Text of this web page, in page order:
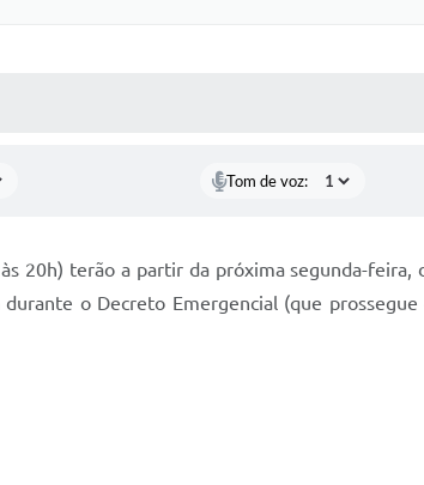
Tom de voz:
20h) terão a partir da próxima segunda-
o Decreto Emergencial (que